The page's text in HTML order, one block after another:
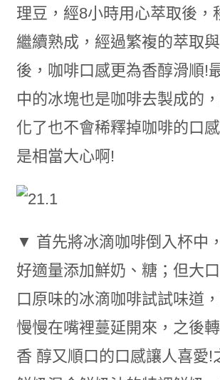
理豆，經8小時用心萃取後，
繼續熟成，經過繁複的萃取
後，咖啡口感更為香醇滑順!
中的冰塊也是咖啡去製成的
化了也不會稀釋掉咖啡的口
是相當大心啊!
▼ 首先將冰滴咖啡倒入杯中
好適量添加鮮奶、糖；但大
口原味的冰滴咖啡試試味道
慢慢在嘴裡蔓延開來，之後
香 醇又順口的口感讓人喜愛!